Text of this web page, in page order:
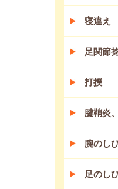
寝違え
足関節
打撲
腱鞘炎
腕のし
足のし